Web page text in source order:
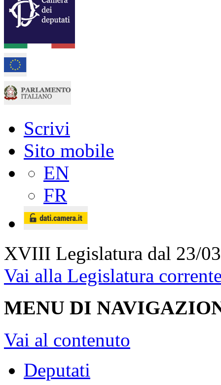
Scrivi
Sito mobile
EN
FR
XVIII Legislatura dal 23/
Vai alla Legislatura
MENU DI
Vai al contenuto
Deputati